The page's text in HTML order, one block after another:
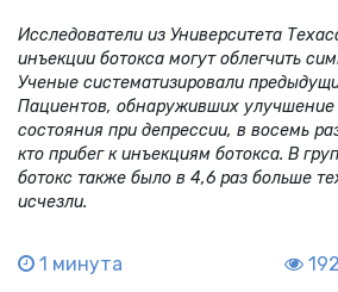
Исследователи из Университета
инъекции ботокса могут облегчить
Ученые систематизировали
Пациентов, обнаруживших улучшение
состояния при депрессии, в восемь
кто прибег к инъекциям ботокса. В
ботокс также было в 4,6 раз больше
исчезли.
1 минута